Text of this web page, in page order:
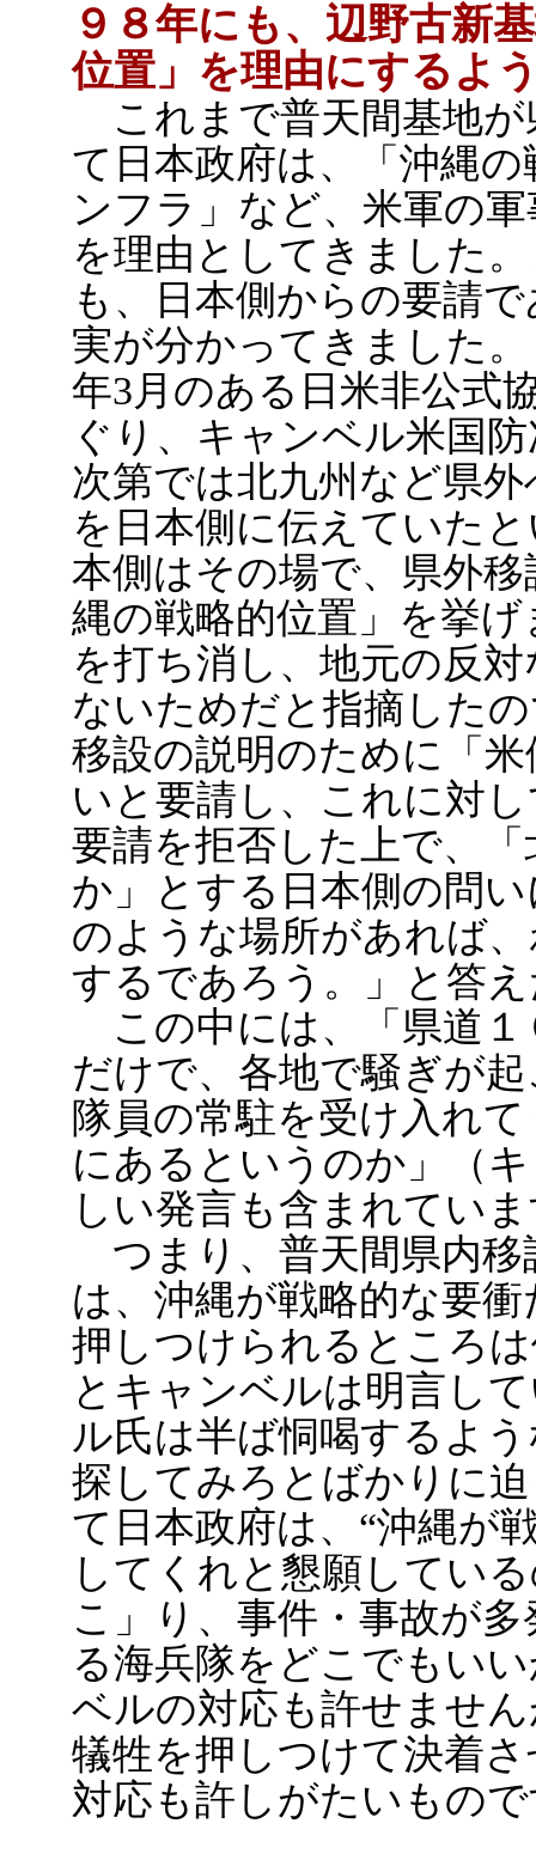
９８年にも、辺野古新
位置」を理由にするよ
これまで普天間基地が
て日本政府は、「沖縄
ンフラ」など、米軍の
を理由としてきました
も、日本側からの要請
実が分かってきました
年3月のある日米非公式
ぐり、キャンベル米国
次第では北九州など県
を日本側に伝えていた
本側はその場で、県外
縄の戦略的位置」を挙
を打ち消し、地元の反
ないためだと指摘した
移設の説明のために「
いと要請し、これに対
要請を拒否した上で、
か」とする日本側の問
のような場所があれば
するであろう。」と答
この中には、「県道１
だけで、各地で騒ぎが
隊員の常駐を受け入れ
にあるというのか」（
しい発言も含まれてい
つまり、普天間県内移
は、沖縄が戦略的な要
押しつけられるところ
とキャンベルは明言し
ル氏は半ば恫喝するよ
探してみろとばかりに
て日本政府は、“沖縄が
してくれと懇願してい
こ」り、事件・事故が
る海兵隊をどこでもい
ベルの対応も許せませ
犠牲を押しつけて決着
対応も許しがたいもの